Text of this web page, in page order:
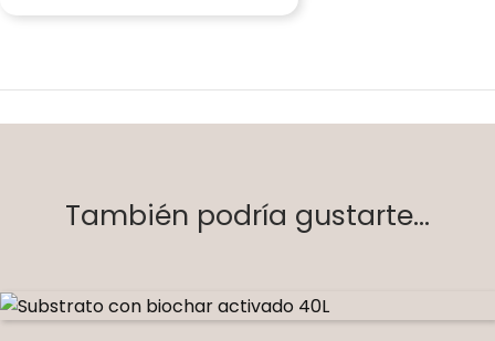
También podría gustarte...